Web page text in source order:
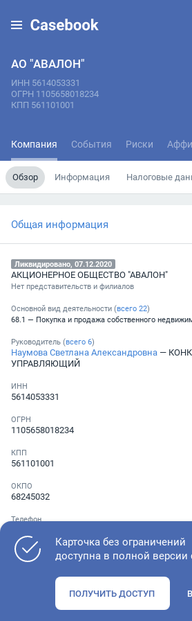
АО "АВАЛОН"
ИНН 5614053331
ОГРН 1105658018234
КПП 561101001
Компания События Риски
Обзор Информация Налоговые
Общая информация
Ликвидировано, 07.12.2020
АКЦИОНЕРНОЕ ОБЩЕСТВО "АВАЛОН"
Нет представительств и филиалов
Основной вид деятельности (всего 22)
68.1 — Покупка и продажа собственного
Руководитель (всего 6)
Наумова Светлана Александровна —
УПРАВЛЯЮЩИЙ
ИНН
5614053331
ОГРН
1105658018234
КПП
561101001
ОКПО
68245032
Телефон
Как оценить состояние компании
Карточка без ограничений
доступна в полной версии
ПОЛУЧИТЬ ДОСТУП